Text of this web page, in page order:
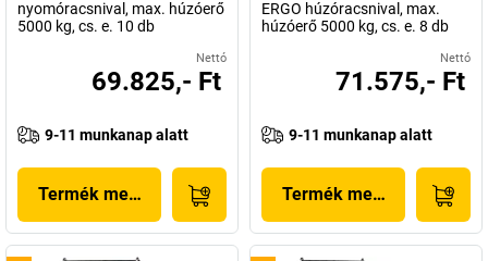
nyomóracsnival, max. húzóerő
5000 kg, cs. e. 10 db
Nettó
69.825,- Ft
9-11 munkanap alatt
Termék megjelenítése
ERGO húzóracsnival, max.
húzóerő 5000 kg, cs. e. 8 db
Nettó
71.575,- Ft
9-11 munkanap alatt
Termék megjelenítése